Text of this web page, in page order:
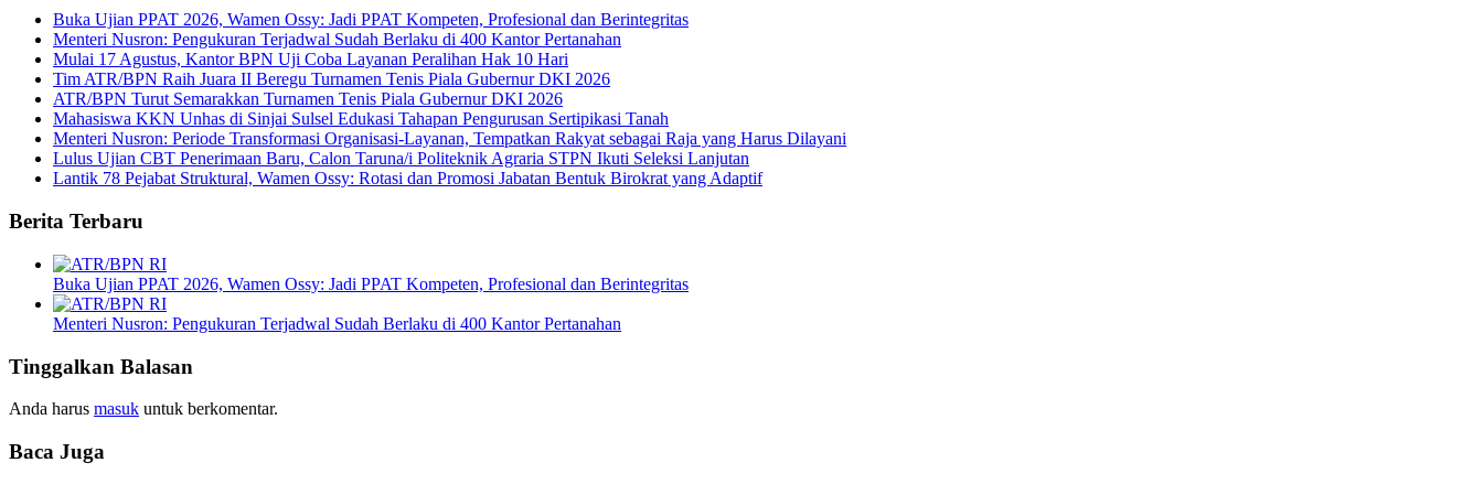
Buka Ujian PPAT 2026, Wamen Ossy: Jadi PPAT Kompeten, Profesional dan Berintegritas
Menteri Nusron: Pengukuran Terjadwal Sudah Berlaku di 400 Kantor Pertanahan
Mulai 17 Agustus, Kantor BPN Uji Coba Layanan Peralihan Hak 10 Hari
Tim ATR/BPN Raih Juara II Beregu Turnamen Tenis Piala Gubernur DKI 2026
ATR/BPN Turut Semarakkan Turnamen Tenis Piala Gubernur DKI 2026
Mahasiswa KKN Unhas di Sinjai Sulsel Edukasi Tahapan Pengurusan Sertipikasi Tanah
Menteri Nusron: Periode Transformasi Organisasi-Layanan, Tempatkan Rakyat sebagai Raja yang Harus Dilayani
Lulus Ujian CBT Penerimaan Baru, Calon Taruna/i Politeknik Agraria STPN Ikuti Seleksi Lanjutan
Lantik 78 Pejabat Struktural, Wamen Ossy: Rotasi dan Promosi Jabatan Bentuk Birokrat yang Adaptif
Berita Terbaru
Buka Ujian PPAT 2026, Wamen Ossy: Jadi PPAT Kompeten, Profesional dan Berintegritas
Menteri Nusron: Pengukuran Terjadwal Sudah Berlaku di 400 Kantor Pertanahan
Tinggalkan Balasan
Anda harus masuk untuk berkomentar.
Baca Juga